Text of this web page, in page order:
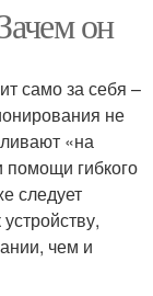
он
само за себя –
не
«на
помощи гибкого
следует
чем и